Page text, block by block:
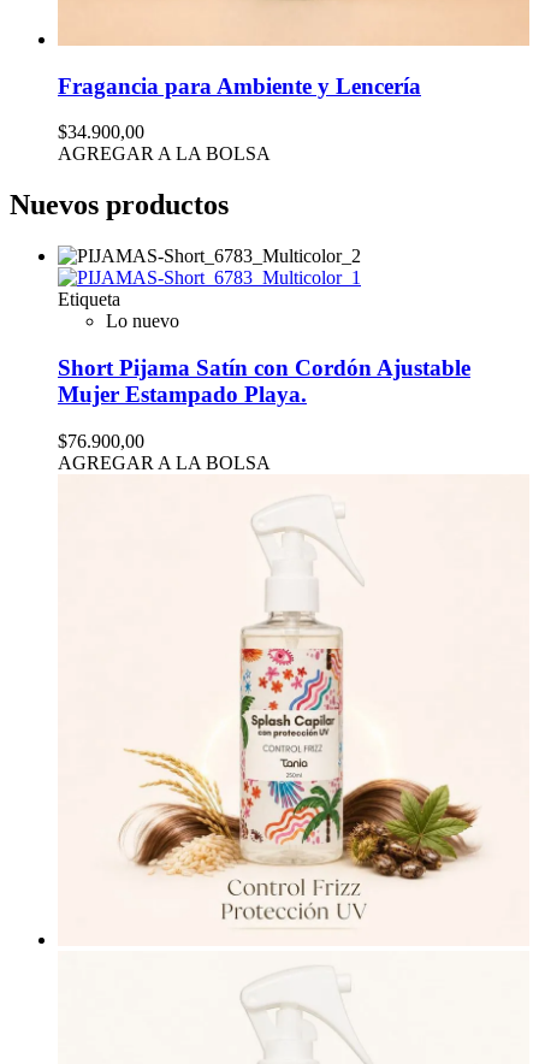
Fragancia para Ambiente y Lencería
$34.900,00
AGREGAR A LA BOLSA
Nuevos productos
Etiqueta
Lo nuevo
Short Pijama Satín con Cordón Ajustable
Mujer Estampado Playa.
$76.900,00
AGREGAR A LA BOLSA